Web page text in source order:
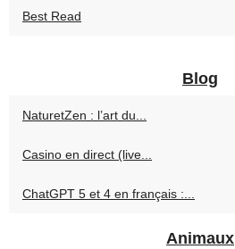
Best Read
Blog
NaturetZen : l’art du...
Casino en direct (live...
ChatGPT 5 et 4 en français :...
Animaux